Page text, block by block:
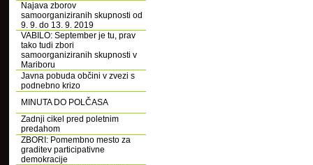
Najava zborov
samoorganiziranih skupnosti od
9. 9. do 13. 9. 2019
VABILO: September je tu, prav
tako tudi zbori
samoorganiziranih skupnosti v
Mariboru
Javna pobuda občini v zvezi s
podnebno krizo
MINUTA DO POLČASA
Zadnji cikel pred poletnim
predahom
ZBORI: Pomembno mesto za
graditev participativne
demokracije